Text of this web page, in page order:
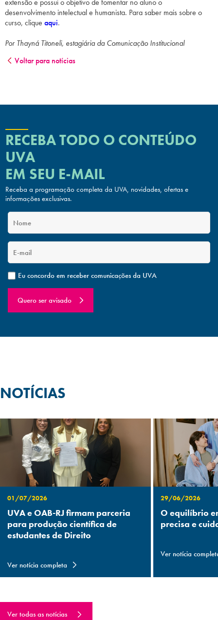
extensão e possui o objetivo de fomentar no aluno o
desenvolvimento intelectual e humanista. Para saber mais sobre o
curso, clique aqui.
Por Thayná Titoneli, estagiária da Comunicação Institucional
Voltar para notícias
RECEBA TODO O CONTEÚDO
UVA
EM SEU E-MAIL
Receba a programação completa da UVA, novidades, ofertas e
informações exclusivas.
Eu concordo em receber comunicações da UVA
Quero ser avisado
NOTÍCIAS
01/07/2026
UVA e OAB-RJ firmam parceria
para produção científica de
estudantes de Direito
Ver notícia completa
29/06/2026
O equilíbrio
precisa e
Ver notícia
Ver todas as notícias